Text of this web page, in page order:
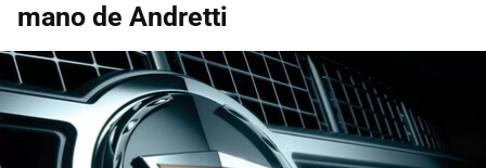
mano de Andretti